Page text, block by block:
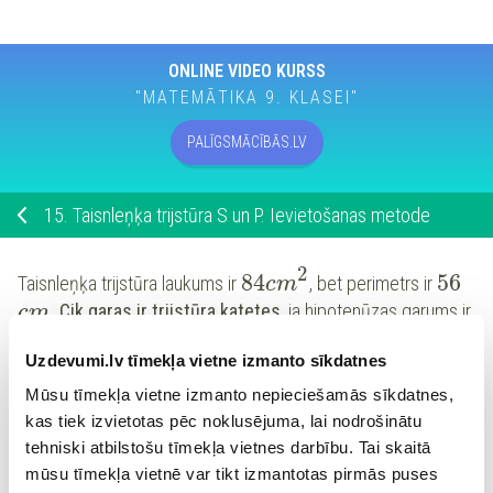
Uzdevumi.lv tīmekļa vietne izmanto sīkdatnes
Mūsu tīmekļa vietne izmanto nepieciešamās sīkdatnes,
kas tiek izvietotas pēc noklusējuma, lai nodrošinātu
tehniski atbilstošu tīmekļa vietnes darbību. Tai skaitā
mūsu tīmekļa vietnē var tikt izmantotas pirmās puses
ONLINE VIDEO KURSS
"MATEMĀTIKA 9. KLASEI"
PALĪGSMĀCĪBĀS.LV
15. Taisnleņķa trijstūra S un P. Ievietošanas metode
Taisnleņķa trijstūra laukums ir 84cm2, bet perimetrs ir 56
cm Cik garas ir trijstūra katetes , ja hipotenūzas garums ir
Īsākā katete ir c
, bet garākā katete ir
cm.